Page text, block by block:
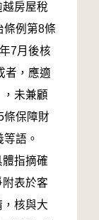
房屋稅
條例第8條
7月後核
者，應適
未兼顧
條保障財
語。
體指摘確
表於客
核與大